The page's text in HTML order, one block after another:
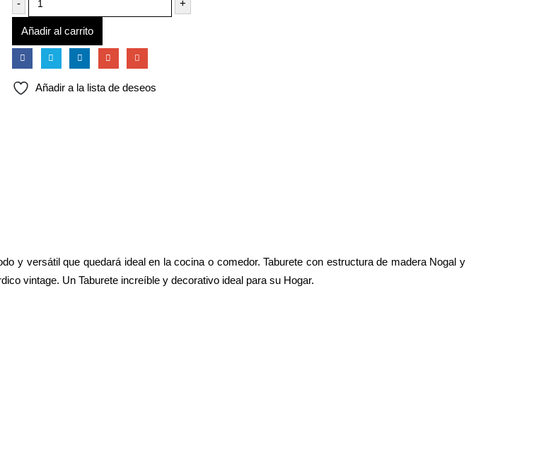
- +
Añadir al carrito
Añadir a la lista de deseos
y versátil que quedará ideal en la cocina o comedor. Taburete con estructura de madera Nogal y
vintage. Un Taburete increíble y decorativo ideal para su Hogar.